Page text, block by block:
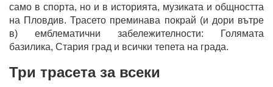
само в спорта, но и в историята, музиката и общността
на Пловдив. Трасето преминава покрай (и дори вътре
в) емблематични забележителности: Голямата
базилика, Стария град и всички тепета на града.
Три трасета за всеки